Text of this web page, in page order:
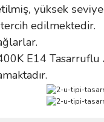
yüksek seviye
edilmektedir.
E14 Tasarruflu